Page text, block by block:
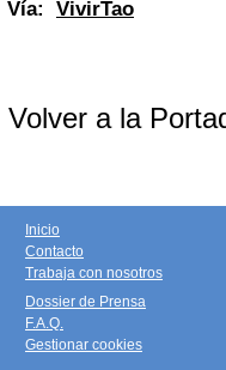
Vía: VivirTao
Volver a la
Inicio
Contacto
Trabaja con nosotros
Dossier de Prensa
F.A.Q.
Gestionar cookies